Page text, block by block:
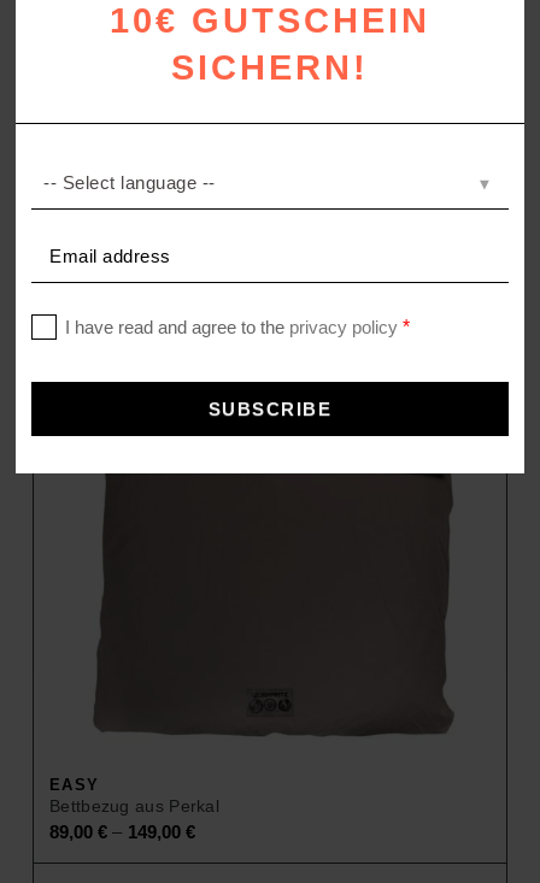
LEGACY BALLS
398,00€
EASY
Bettbezug aus Perkal
89,00 € – 149,00 €
10€ GUTSCHEIN
SICHERN!